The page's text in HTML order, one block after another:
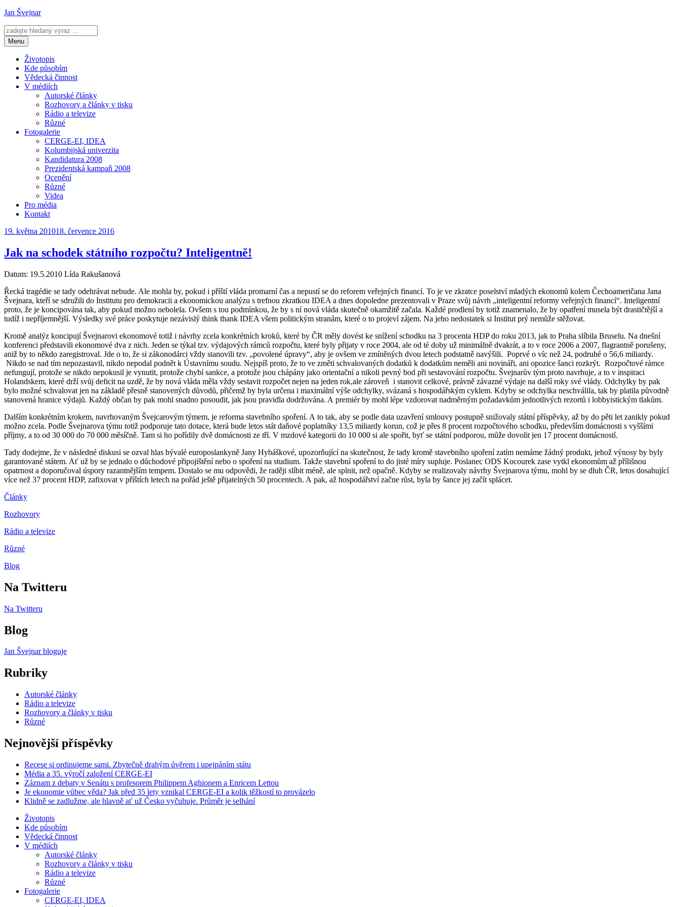
Přejít
obsahu
webu
Jan Švejnar
Menu
Životopis
Kde působím
Vědecká činnost
V médiích
Autorské články
Rozhovory a články v tisku
Rádio a televize
Různé
Fotogalerie
CERGE-EI, IDEA
Kolumbijská univerzita
Kandidatura 2008
Prezidentská kampaň 2008
Ocenění
Různé
Videa
Pro média
Kontakt
Publikováno:
19. května 201018. července 2016
Jak na schodek státního rozpočtu? Inteligentně!
Datum: 19.5.2010 Lída Rakušanová
Řecká tragédie se tady odehrávat nebude. Ale mohla by, pokud i příští vláda promarní čas a nepustí se do reforem veřejných financí. To je ve zkratce poselství mladých ekonomů kolem Čechoameričana Jana
Švejnara, kteří se sdružili do Institutu pro demokracii a ekonomickou analýzu s trefnou zkratkou IDEA a dnes dopoledne prezentovali v Praze svůj návrh „inteligentní reformy veřejných financí“. Inteligentní
proto, že je koncipována tak, aby pokud možno nebolela. Ovšem s tou podmínkou, že by s ní nová vláda skutečně okamžitě začala. Každé prodlení by totiž znamenalo, že by opatření musela být drastičtější a
tudíž i nepříjemnější. Výsledky své práce poskytuje nezávislý think thank IDEA všem politickým stranám, které o to projeví zájem. Na jeho nedostatek si Institut prý nemůže stěžovat.
Kromě analýz koncipují Švejnarovi ekonomové totiž i návrhy zcela konkrétních kroků, které by ČR měly dovést ke snížení schodku na 3 procenta HDP do roku 2013, jak to Praha slíbila Bruselu. Na dnešní
konferenci představili ekonomové dva z nich. Jeden se týkal tzv. výdajových rámců rozpočtu, které byly přijaty v roce 2004, ale od té doby už minimálně dvakrát, a to v roce 2006 a 2007, flagrantně porušeny,
aniž by to někdo zaregistroval. Jde o to, že si zákonodárci vždy stanovili tzv. „povolené úpravy“, aby je ovšem ve zmíněných dvou letech podstatně navýšili. Poprvé o víc než 24, podruhé o 56,6 miliardy.
Nikdo se nad tím nepozastavil, nikdo nepodal podnět k Ústavnímu soudu. Nejspíš proto, že to ve změti schvalovaných dodatků k dodatkům neměli ani novináři, ani opozice šanci rozkrýt. Rozpočtové rámce
nefungují, protože se nikdo nepokusil je vynutit, protože chybí sankce, a protože jsou chápány jako orientační a nikoli pevný bod při sestavování rozpočtu. Švejnarův tým proto navrhuje, a to v inspiraci
Holandskem, které drží svůj deficit na uzdě, že by nová vláda měla vždy sestavit rozpočet nejen na jeden rok,ale zároveň i stanovit celkové, právně závazné výdaje na další roky své vlády. Odchylky by pak
bylo možné schvalovat jen na základě přesně stanovených důvodů, přičemž by byla určena i maximální výše odchylky, svázaná s hospodářským cyklem. Kdyby se odchylka neschválila, tak by platila původně
stanovená hranice výdajů. Každý občan by pak mohl snadno posoudit, jak jsou pravidla dodržována. A premiér by mohl lépe vzdorovat nadměrným požadavkům jednotlivých rezortů i lobbyistickým tlakům.
Dalším konkrétním krokem, navrhovaným Švejcarovým týmem, je reforma stavebního spoření. A to tak, aby se podle data uzavření smlouvy postupně snižovaly státní příspěvky, až by do pěti let zanikly pokud
možno zcela. Podle Švejnarova týmu totiž podporuje tato dotace, která bude letos stát daňové poplatníky 13,5 miliardy korun, což je přes 8 procent rozpočtového schodku, především domácnosti s vyššími
příjmy, a to od 30 000 do 70 000 měsíčně. Tam si ho pořídily dvě domácnosti ze tří. V mzdové kategorii do 10 000 si ale spořit, byť se státní podporou, může dovolit jen 17 procent domácností.
Tady dodejme, že v následné diskusi se ozval hlas bývalé europoslankyně Jany Hybáškové, upozorňující na skutečnost, že tady kromě stavebního spoření zatím nemáme žádný produkt, jehož výnosy by byly
garantované státem. Ať už by se jednalo o důchodové připojištění nebo o spoření na studium. Takže stavební spoření to do jisté míry supluje. Poslanec ODS Kocourek zase vytkl ekonomům až přílišnou
opatrnost a doporučoval úspory razantnějším tempem. Dostalo se mu odpovědi, že raději slíbit méně, ale splnit, než opačně. Kdyby se realizovaly návrhy Švejnarova týmu, mohl by se dluh ČR, letos dosahující
více než 37 procent HDP, zafixovat v příštích letech na pořád ještě přijatelných 50 procentech. A pak, až hospodářství začne růst, byla by šance jej začít splácet.
Články
Rozhovory
Rádio a televize
Různé
Blog
Na Twitteru
Na Twitteru
Blog
Jan Švejnar bloguje
Rubriky
Autorské články
Rádio a televize
Rozhovory a články v tisku
Různé
Nejnovější příspěvky
Recese si ordinujeme sami. Zbytečně drahým úvěrem i upejpáním státu
Média a 35. výročí založení CERGE-EI
Záznam z debaty v Senátu s profesorem Philippem Aghionem a Enricem Lettou
Je ekonomie vůbec věda? Jak před 35 lety vznikal CERGE-EI a kolik těžkostí to provázelo
Klidně se zadlužme, ale hlavně ať už Česko vyčuhuje. Průměr je selhání
Životopis
Kde působím
Vědecká činnost
V médiích
Autorské články
Rozhovory a články v tisku
Rádio a televize
Různé
Fotogalerie
CERGE-EI, IDEA